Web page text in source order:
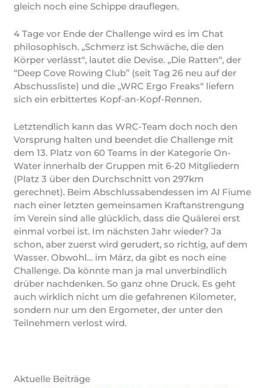
gleich noch eine Schippe drauflegen.
4 Tage vor Ende der Challenge wird es im Chat
philosophisch. „Schmerz ist Schwäche, die den
Körper verlässt“, lautet die Devise. „Die Ratten“, der
“Deep Cove Rowing Club” (seit Tag 26 neu auf der
Abschussliste) und die „WRC Ergo Freaks“ liefern
sich ein erbittertes Kopf-an-Kopf-Rennen.
Letztendlich kann das WRC-Team doch noch den
Vorsprung halten und beendet die Challenge mit
dem 13. Platz von 60 Teams in der Kategorie On-
Water innerhalb der Gruppen mit 6-20 Mitgliedern
(Platz 3 über den Durchschnitt von 297km
gerechnet). Beim Abschlussabendessen im Al Fiume
nach einer letzten gemeinsamen Kraftanstrengung
im Verein sind alle glücklich, dass die Quälerei erst
einmal vorbei ist. Im nächsten Jahr wieder? Ja
schon, aber zuerst wird gerudert, so richtig, auf dem
Wasser. Obwohl… im März, da gibt es noch eine
Challenge. Da könnte man ja mal unverbindlich
drüber nachdenken. So ganz ohne Druck. Es geht
auch wirklich nicht um die gefahrenen Kilometer,
sondern nur um den Ergometer, der unter den
Teilnehmern verlost wird.
Aktuelle Beiträge